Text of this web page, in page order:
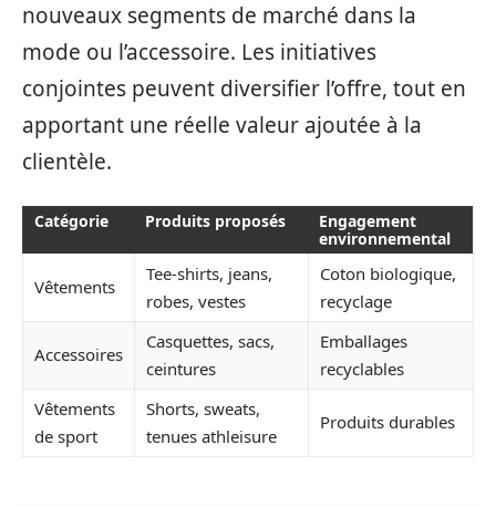
nouveaux segments de marché dans la
mode ou l’accessoire. Les initiatives
conjointes peuvent diversifier l’offre, tout en
apportant une réelle valeur ajoutée à la
clientèle.
Catégorie Produits proposés
Engagement
environnemental
Vêtements
Tee-shirts, jeans,
robes, vestes
Coton biologique,
recyclage
Accessoires
Casquettes, sacs,
ceintures
Emballages
recyclables
Vêtements
de sport
Shorts, sweats,
tenues athleisure
Produits durables